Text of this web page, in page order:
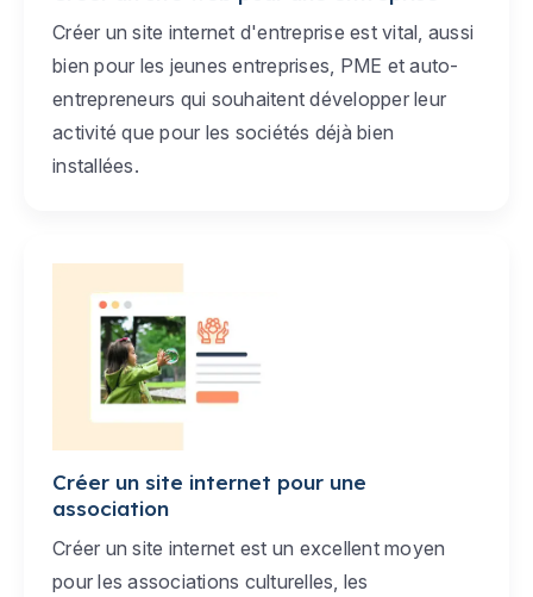
Créer un site internet d'entreprise est vital, aussi
bien pour les jeunes entreprises, PME et auto-
entrepreneurs qui souhaitent développer leur
activité que pour les sociétés déjà bien
installées.
Créer un site internet pour une
association
Créer un site internet est un excellent moyen
pour les associations culturelles, les